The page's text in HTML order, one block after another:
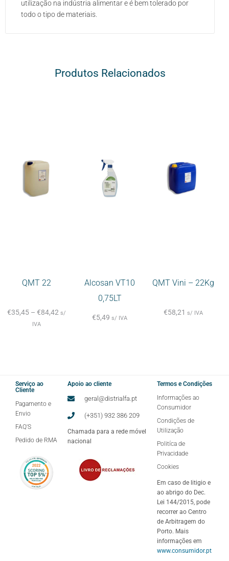
utilização na indústria alimentar e é bem tolerado por
todo o tipo de materiais.
Produtos Relacionados
QMT 22
€35,45 – €84,42 s/
IVA
Alcosan VT10
0,75LT
€5,49 s/ IVA
QMT Vini – 22Kg
€58,21 s/ IVA
Serviço ao
Cliente
Pagamento e
Envio
FAQ'S
Pedido de RMA
Apoio ao cliente
geral@distrialfa.pt
(+351) 932 386 209
Chamada para a rede móvel
nacional
Termos e Condições
Informações ao
Consumidor
Condições de
Utilização
Politíca de
Privacidade
Cookies
Em caso de litigio e
ao abrigo do Dec.
Lei 144/2015, pode
recorrer ao Centro
de Arbitragem do
Porto. Mais
informações em
www.consumidor.pt